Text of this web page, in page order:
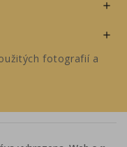


fotografií a